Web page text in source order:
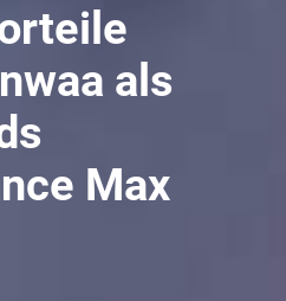
als
Max